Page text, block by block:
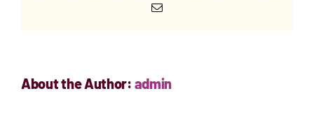
toilette
Email
About the Author: admin